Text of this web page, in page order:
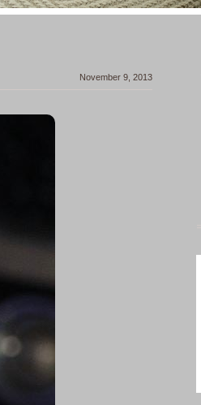
November 9, 2013